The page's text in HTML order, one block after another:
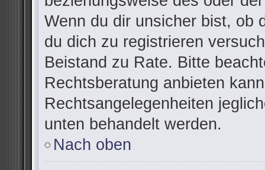
Wenn du dir unsicher bist, ob
du dich zu registrieren
Beistand zu Rate. Bitte
Rechtsberatung anbieten
Rechtsangelegenheiten
unten behandelt werden.
Nach oben